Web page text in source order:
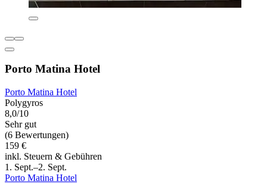
Porto Matina Hotel
Porto Matina Hotel
Polygyros
8,0/10
Sehr gut
(6 Bewertungen)
159 €
inkl. Steuern & Gebühren
1. Sept.–2. Sept.
Porto Matina Hotel